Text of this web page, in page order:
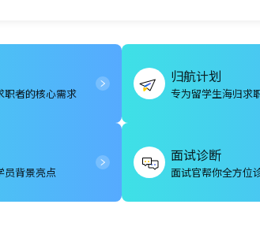
职者的核心需求
归航计划
专为留学生海归求
员背景亮点
面试诊断
面试官帮你全方位